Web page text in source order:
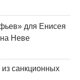
для Енисея
Неве
санкционных